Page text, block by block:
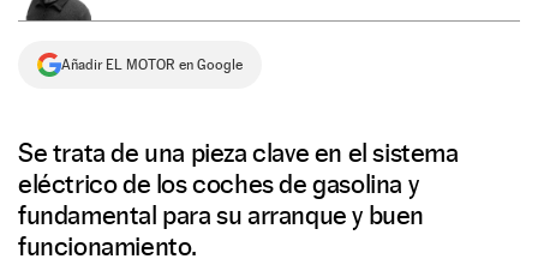
Añadir EL MOTOR en Google
Se trata de una pieza clave en el sistema
eléctrico de los coches de gasolina y
fundamental para su arranque y buen
funcionamiento.